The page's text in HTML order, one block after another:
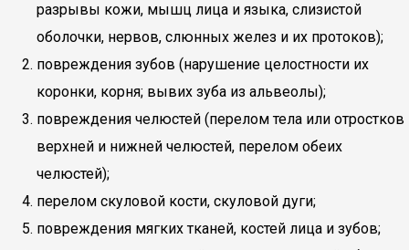
разрывы кожи, мышц лица и языка, слизистой
оболочки, нервов, слюнных желез и их протоков);
повреждения зубов (нарушение целостности их
коронки, корня; вывих зуба из альвеолы);
повреждения челюстей (перелом тела или отростков
верхней и нижней челюстей, перелом обеих
челюстей);
перелом скуловой кости, скуловой дуги;
повреждения мягких тканей, костей лица и зубов;